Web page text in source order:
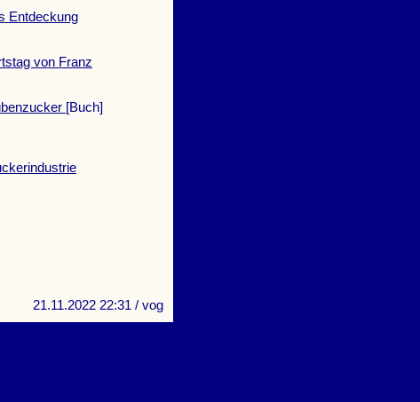
Entdeckung
von Franz
[Buch]
21.11.2022 22:31 / vog